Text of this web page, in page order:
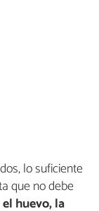
lo suficiente
que no debe
huevo, la